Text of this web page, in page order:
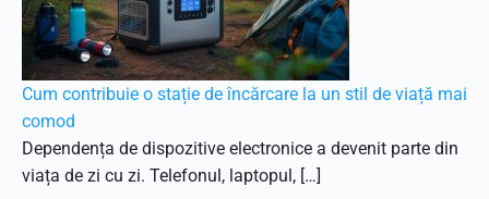
Cum contribuie o stație de încărcare la un stil de viață mai
comod
Dependența de dispozitive electronice a devenit parte din
viața de zi cu zi. Telefonul, laptopul, […]